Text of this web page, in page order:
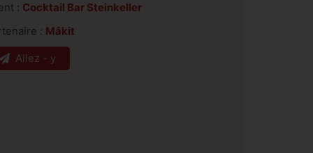
: Cocktail Bar Steinkeller
: Mâkit
Allez - y